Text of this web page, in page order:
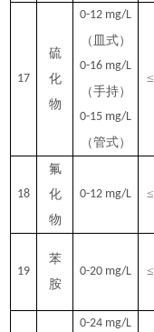
17
硫
化
物
0-12 mg/L
（皿式）
0-16 mg/L
（手持）
0-15 mg/L
（管式）
≤
18
氟
化
物
0-12 mg/L ≤
19
苯
胺
0-20 mg/L ≤
0-24 mg/L